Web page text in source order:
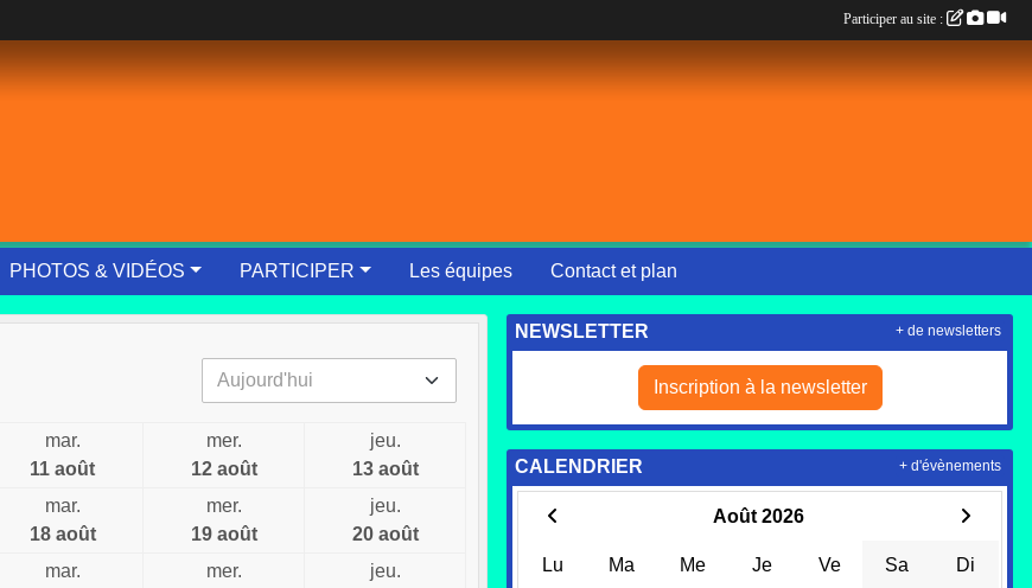
PHOTOS & VIDÉOS PARTICIPER Les équipes Contact et plan
mar.
11 août
mer.
12 août
jeu.
13 août
mar.
18 août
mer.
19 août
jeu.
20 août
mar.
mer.
jeu.
NEWSLETTER
Inscription à la newsletter
+ de newsletters
CALENDRIER
Août 2026
Lu Ma Me Je Ve Sa Di
+ d'évènements
Participer au site :